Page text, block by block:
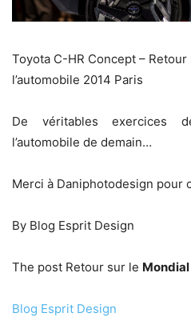
Toyota C-HR Concept – Retour
l’automobile 2014 Paris
De véritables exercices
l’automobile de demain…
Merci à Daniphotodesign pour
By Blog Esprit Design
The post Retour sur le Mondial
Blog Esprit Design